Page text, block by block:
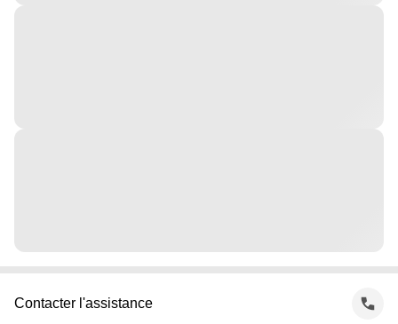
Contacter l'assistance